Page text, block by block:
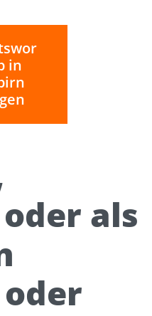
in
als